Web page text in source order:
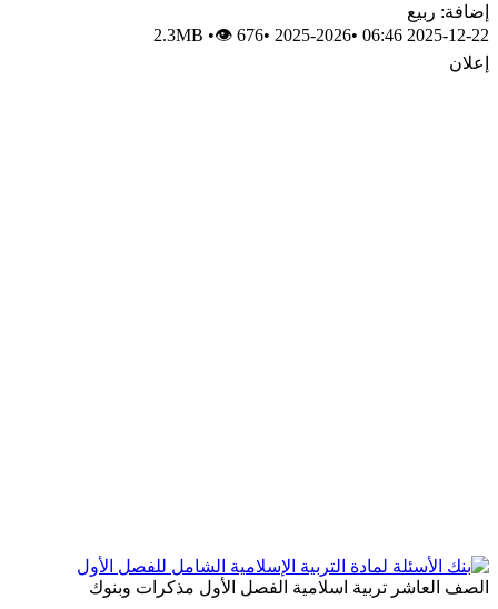
إضافة: ربيع
2025-12-22 06:46
•
2025-2026
•
2.3MB •👁 676
إعلان
الصف العاشر تربية اسلامية الفصل الأول مذكرات وبنوك